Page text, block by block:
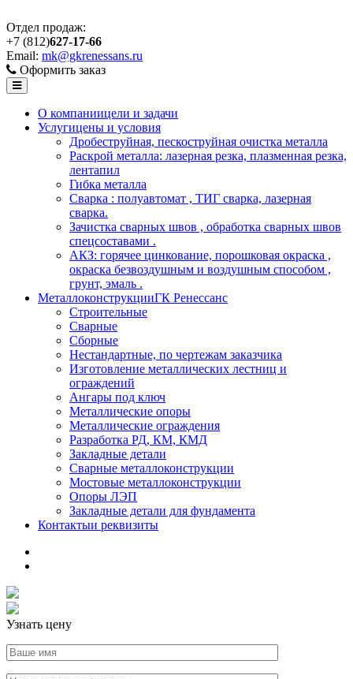
Отдел продаж:
+7 (812)627-17-66
Email: mk@gkrenessans.ru
Оформить заказ
О компаниицели и задачи
Услугицены и условия
Дробеструйная, пескоструйная очистка металла
Раскрой металла: лазерная резка, плазменная резка,
лентапил
Гибка металла
Сварка : полуавтомат , ТИГ сварка, лазерная
сварка.
Зачистка сварных швов , обработка сварных швов
спецсоставами .
АКЗ: горячее цинкование, порошковая окраска ,
окраска безвоздушным и воздушным способом ,
грунт, эмаль .
МеталлоконструкцииГК Ренессанс
Строительные
Сварные
Сборные
Нестандартные, по чертежам заказчика
Изготовление металлических лестниц и
ограждений
Ангары под ключ
Металлические опоры
Металлические ограждения
Разработка РД, КМ, КМД
Закладные детали
Сварные металлоконструкции
Мостовые металлоконструкции
Опоры ЛЭП
Закладные детали для фундамента
Контактыи реквизиты
Узнать цену